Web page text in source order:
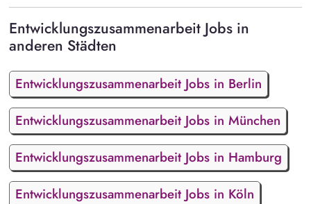
Entwicklungszusammenarbeit Jobs in
anderen Städten
Entwicklungszusammenarbeit Jobs in Berlin
Entwicklungszusammenarbeit Jobs in München
Entwicklungszusammenarbeit Jobs in Hamburg
Entwicklungszusammenarbeit Jobs in Köln